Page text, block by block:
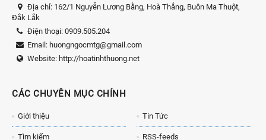
Địa chỉ: 162/1 Nguyễn Lương Bằng, Hoà Thắng, Buôn Ma Thuột,
Đắk Lắk
Điện thoại: 0909.505.204
Email: huongngocmtg@gmail.com
Website: http://hoatinhthuong.net
CÁC CHUYÊN MỤC CHÍNH
Giới thiệu Tin Tức
Tìm kiếm RSS-feeds